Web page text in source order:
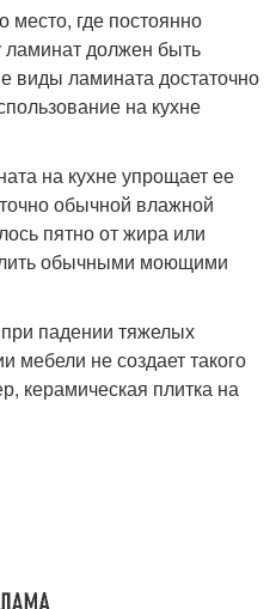
место, где постоянно
ламинат должен быть
виды ламината достаточно
на кухне
на кухне упрощает ее
обычной влажной
пятно от жира или
обычными моющими
падении тяжелых
мебели не создает такого
керамическая плитка на